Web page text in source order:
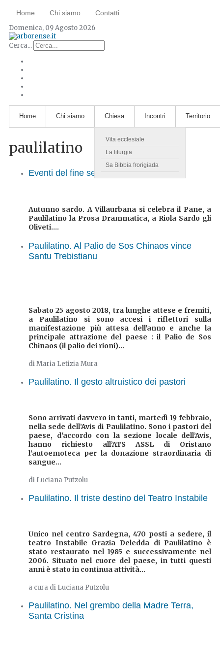
Home Chi siamo Contatti
Domenica, 09 Agosto 2026
Cerca...
Home Chi siamo Chiesa
Vita ecclesiale
La liturgia
Sa Bibbia frorigiada
Incontri Territorio
paulilatino
Eventi del fine settimana 26-27 ottobre
Autunno sardo. A Villaurbana si celebra il Pane, a
Paulilatino la Prosa Drammatica, a Riola Sardo gli
Oliveti....
Paulilatino. Al Palio de Sos Chinaos vince
Santu Trebistianu
Sabato 25 agosto 2018, tra lunghe attese e fremiti,
a Paulilatino si sono accesi i riflettori sulla
manifestazione più attesa dell'anno e anche la
principale attrazione del paese : il Palio de Sos
Chinaos (il palio dei rioni)...
di Maria Letizia Mura
Paulilatino. Il gesto altruistico dei pastori
Sono arrivati davvero in tanti, martedì 19 febbraio,
nella sede dell’Avis di Paulilatino. Sono i pastori del
paese, d'accordo con la sezione locale dell’Avis,
hanno richiesto all’ATS ASSL di Oristano
l’autoemoteca per la donazione straordinaria di
sangue...
di Luciana Putzolu
Paulilatino. Il triste destino del Teatro Instabile
Unico nel centro Sardegna, 470 posti a sedere, il
teatro Instabile Grazia Deledda di Paulilatino è
stato restaurato nel 1985 e successivamente nel
2006. Situato nel cuore del paese, in tutti questi
anni è stato in continua attività...
a cura di Luciana Putzolu
Paulilatino. Nel grembo della Madre Terra,
Santa Cristina